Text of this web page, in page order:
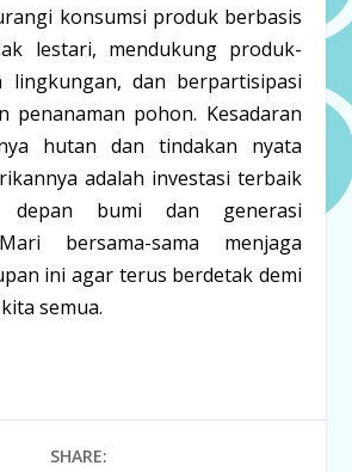
konsumsi produk berbasis
lestari, mendukung produk-
lingkungan, dan berpartisipasi
penanaman pohon. Kesadaran
hutan dan tindakan nyata
adalah investasi terbaik
depan bumi dan generasi
bersama-sama menjaga
ini agar terus berdetak demi
semua.
SHARE: